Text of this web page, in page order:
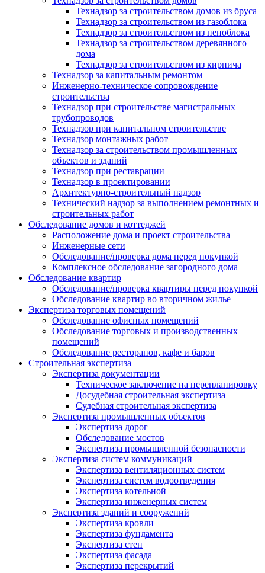
Технадзор за строительством домов из бруса
Технадзор за строительством из газоблока
Технадзор за строительством из пеноблока
Технадзор за строительством деревянного
дома
Технадзор за строительством из кирпича
Технадзор за капитальным ремонтом
Инженерно-техническое сопровождение
строительства
Технадзор при строительстве магистральных
трубопроводов
Технадзор при капитальном строительстве
Технадзор монтажных работ
Технадзор за строительством промышленных
объектов и зданий
Технадзор при реставрации
Технадзор в проектировании
Архитектурно-строительный надзор
Технический надзор за выполнением ремонтных и
строительных работ
Обследование домов и коттеджей
Расположение дома и проект строительства
Инженерные сети
Обследование/проверка дома перед покупкой
Комплексное обследование загородного дома
Обследование квартир
Обследование/проверка квартиры перед покупкой
Обследование квартир во вторичном жилье
Экспертиза торговых помещений
Обследование офисных помещений
Обследование торговых и производственных
помещений
Обследование ресторанов, кафе и баров
Строительная экспертиза
Экспертиза документации
Техническое заключение на перепланировку
Досудебная строительная экспертиза
Судебная строительная экспертиза
Экспертиза промышленных объектов
Экспертиза дорог
Обследование мостов
Экспертиза промышленной безопасности
Экспертиза систем коммуникаций
Экспертиза вентиляционных систем
Экспертиза систем водоотведения
Экспертиза котельной
Экспертиза инженерных систем
Экспертиза зданий и сооружений
Экспертиза кровли
Экспертиза фундамента
Экспертиза стен
Экспертиза фасада
Экспертиза перекрытий